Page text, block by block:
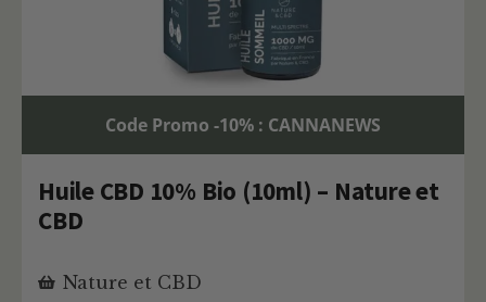
Code Promo -10% : CANNANEWS
Huile CBD 10% Bio (10ml) – Nature et
CBD
Nature et CBD